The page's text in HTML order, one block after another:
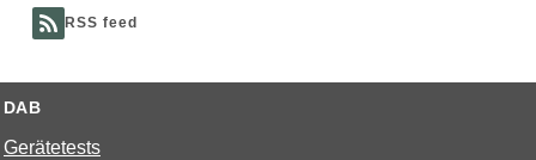
RSS feed
DAB
Gerätetests